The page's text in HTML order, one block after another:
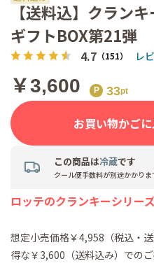
【送料込】クラン
ギフトBOX第21弾
4.7 （151） レ
￥3,600 33
お買い物かご
この商品は冷蔵です
クール便手数料が別途かかりま
ロッテのクランキーシリー
想定小売価格￥4,958（税込・
得な￥3,600（送料込み）でのご